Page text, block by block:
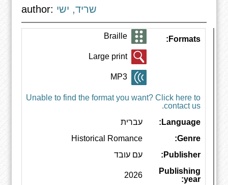
author: שריד, ישי
Formats:
Large print
Unable to find the format you want? Click here to
contact us.
Language:
עברית
Genre:
Historical Romance
Publisher:
עם עובד
Publishing
year:
2026